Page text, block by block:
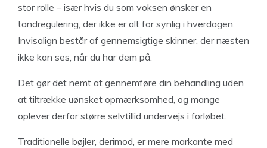
stor rolle – især hvis du som voksen ønsker en
tandregulering, der ikke er alt for synlig i hverdagen.
Invisalign består af gennemsigtige skinner, der næsten
ikke kan ses, når du har dem på.
Det gør det nemt at gennemføre din behandling uden
at tiltrække uønsket opmærksomhed, og mange
oplever derfor større selvtillid undervejs i forløbet.
Traditionelle bøjler, derimod, er mere markante med